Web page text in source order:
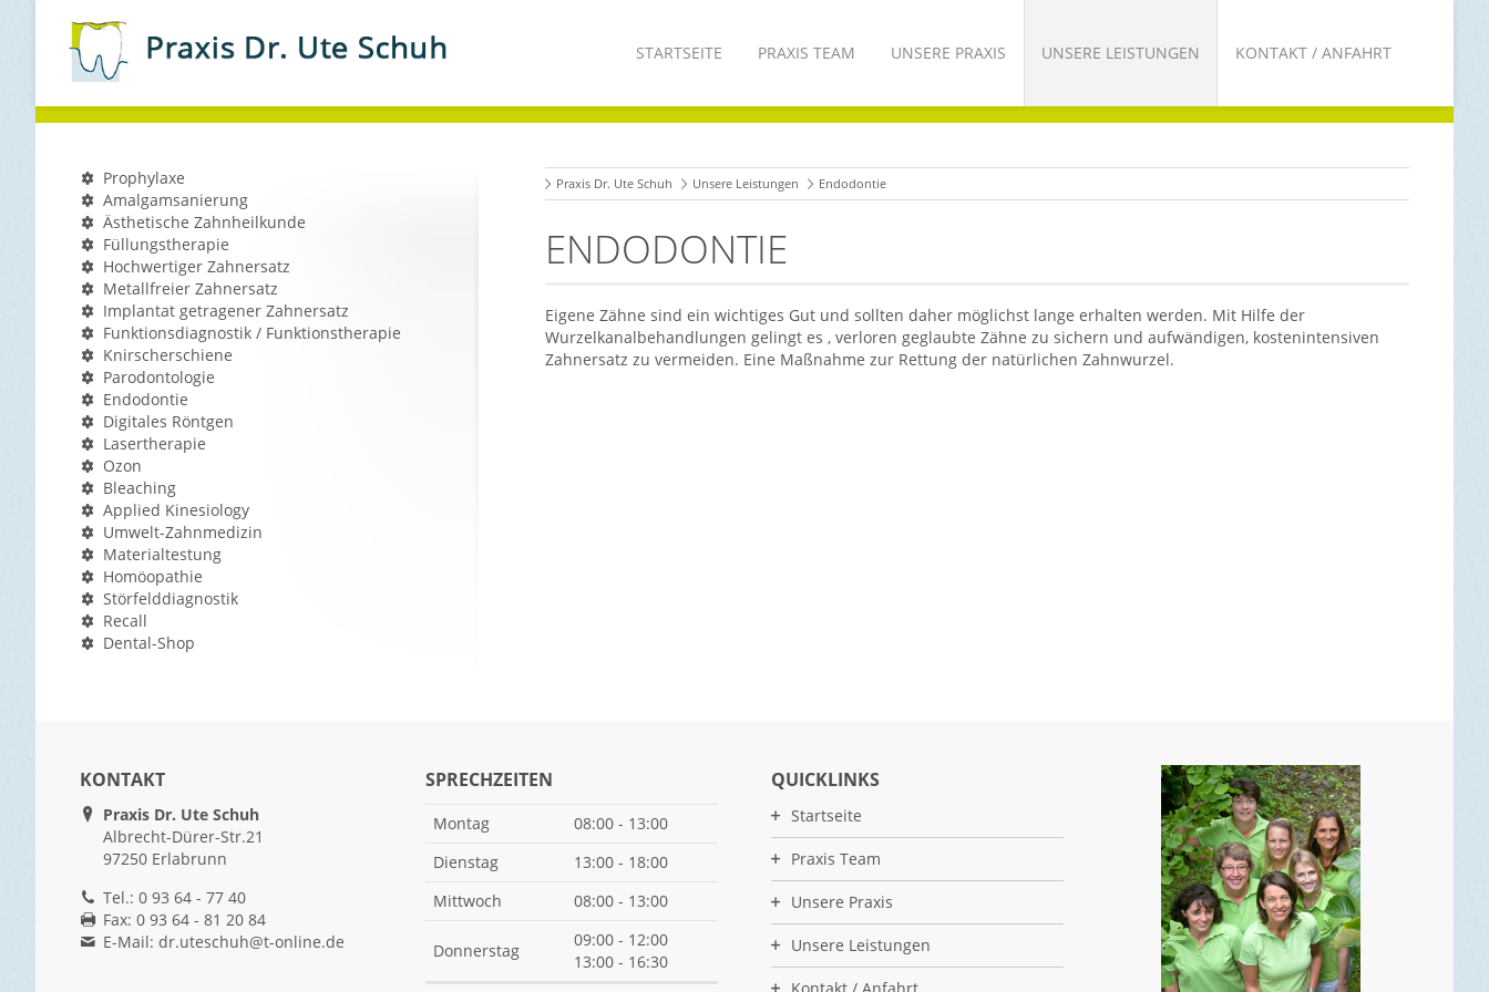
STARTSEITE PRAXIS TEAM UNSERE PRAXIS UNSERE LEISTUNGEN KONTAKT / ANFAHRT
Prophylaxe
Amalgamsanierung
Ästhetische Zahnheilkunde
Füllungstherapie
Hochwertiger Zahnersatz
Metallfreier Zahnersatz
Implantat getragener Zahnersatz
Funktionsdiagnostik / Funktionstherapie
Knirscherschiene
Parodontologie
Endodontie
Digitales Röntgen
Lasertherapie
Ozon
Bleaching
Applied Kinesiology
Umwelt-Zahnmedizin
Materialtestung
Homöopathie
Störfelddiagnostik
Recall
Dental-Shop
Praxis Dr. Ute Schuh Unsere Leistungen Endodontie
ENDODONTIE
Eigene Zähne sind ein wichtiges Gut und sollten daher möglichst lange erhalten werden. Mit Hilfe der
Wurzelkanalbehandlungen gelingt es , verloren geglaubte Zähne zu sichern und aufwändigen, kostenintensiven
Zahnersatz zu vermeiden. Eine Maßnahme zur Rettung der natürlichen Zahnwurzel.
KONTAKT
Praxis Dr. Ute Schuh
Albrecht-Dürer-Str.21
97250 Erlabrunn
Tel.: 0 93 64 - 77 40
Fax: 0 93 64 - 81 20 84
E-Mail: dr.uteschuh@t-online.de
SPRECHZEITEN
Montag
08:00 - 13:00
Dienstag
13:00 - 18:00
Mittwoch
08:00 - 13:00
Donnerstag
09:00 - 12:00
13:00 - 16:30
QUICKLINKS
Startseite
Praxis Team
Unsere Praxis
Unsere Leistungen
Kontakt / Anfahrt